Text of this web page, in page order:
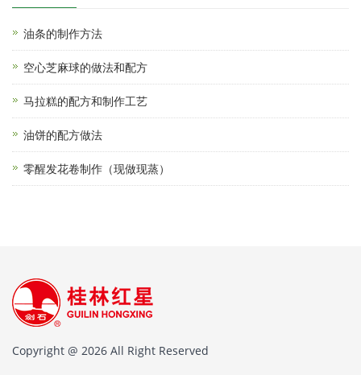
油条的制作方法
空心芝麻球的做法和配方
马拉糕的配方和制作工艺
油饼的配方做法
零醒发花卷制作（现做现蒸）
Copyright @ 2026 All Right Reserved